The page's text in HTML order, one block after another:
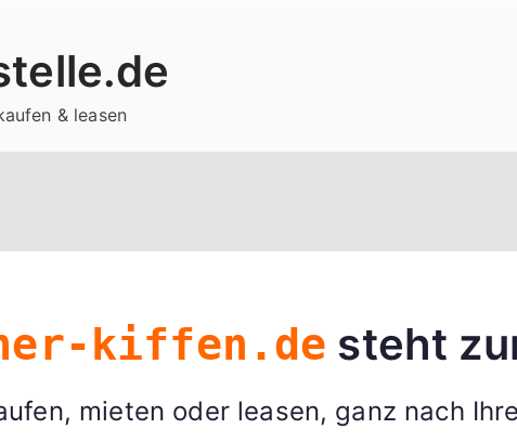
& leasen
kiffen.de steht
mieten oder leasen, ganz nach